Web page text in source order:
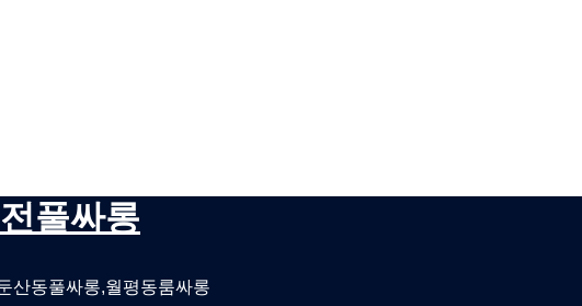
풀싸롱
산동풀싸롱,월평동룸싸롱